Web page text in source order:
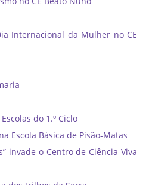
Internacional da Mulher no CE
do 1.º Ciclo
Escola Básica de Pisão-Matas
invade o Centro de Ciência Viva